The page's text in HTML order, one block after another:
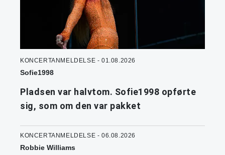
KONCERTANMELDELSE - 01.08.2026
Sofie1998
Pladsen var halvtom. Sofie1998 opførte
sig, som om den var pakket
KONCERTANMELDELSE - 06.08.2026
Robbie Williams